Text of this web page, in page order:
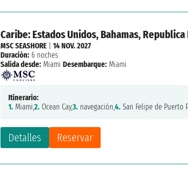
Caribe: Estados Unidos, Bahamas,
Detalles Reservar
MSC SEASHORE |14 NOV. 2027
Duración: 6 noches
Salida desde: Miami Desembarque: Miami
Itinerario:
1. Miami,2. Ocean Cay,3. navegación,4. San Felipe de Puerto